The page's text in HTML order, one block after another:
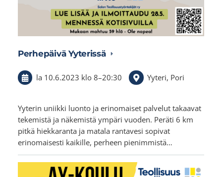
Perhepäivä Yyterissä
la 10.6.2023 klo 8–20:30 Yyteri, Pori
Yyterin uniikki luonto ja erinomaiset palvelut takaavat
tekemistä ja näkemistä ympäri vuoden. Peräti 6 km
pitkä hiekkaranta ja matala rantavesi sopivat
erinomaisesti kaikille, perheen pienimmistä…